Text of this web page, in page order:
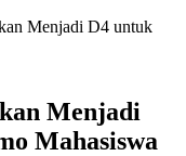
Menjadi D4 untuk
Menjadi
Mahasiswa